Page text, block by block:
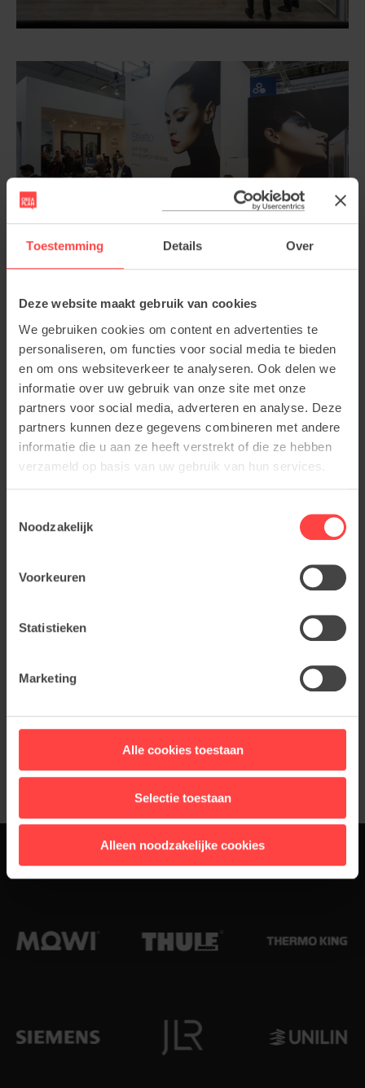
Toestemming Details Over
Deze website maakt gebruik van cookies
We gebruiken cookies om content en advertenties te
personaliseren, om functies voor social media te bieden
en om ons websiteverkeer te analyseren. Ook delen we
informatie over uw gebruik van onze site met onze
partners voor social media, adverteren en analyse. Deze
partners kunnen deze gegevens combineren met andere
informatie die u aan ze heeft verstrekt of die ze hebben
verzameld op basis van uw gebruik van hun services.
Noodzakelijk
Voorkeuren
Statistieken
Marketing
Alle cookies toestaan
Selectie toestaan
Alleen noodzakelijke cookies
Klanten